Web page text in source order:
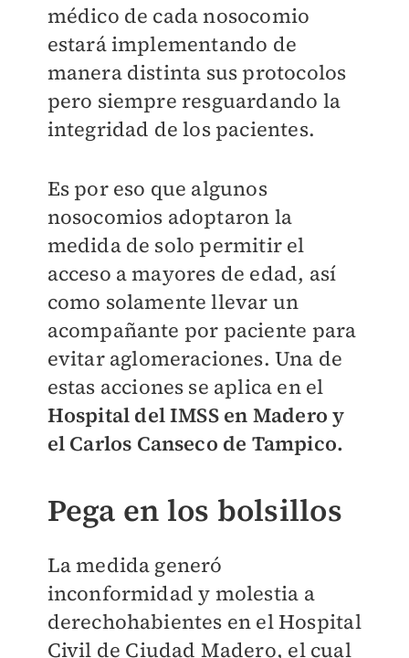
médico de cada nosocomio
estará implementando de
manera distinta sus protocolos
pero siempre resguardando la
integridad de los pacientes.
Es por eso que algunos
nosocomios adoptaron la
medida de solo permitir el
acceso a mayores de edad, así
como solamente llevar un
acompañante por paciente para
evitar aglomeraciones. Una de
estas acciones se aplica en el
Hospital del IMSS en Madero y
el Carlos Canseco de Tampico.
Pega en los bolsillos
La medida generó
inconformidad y molestia a
derechohabientes en el Hospital
Civil de Ciudad Madero, el cual